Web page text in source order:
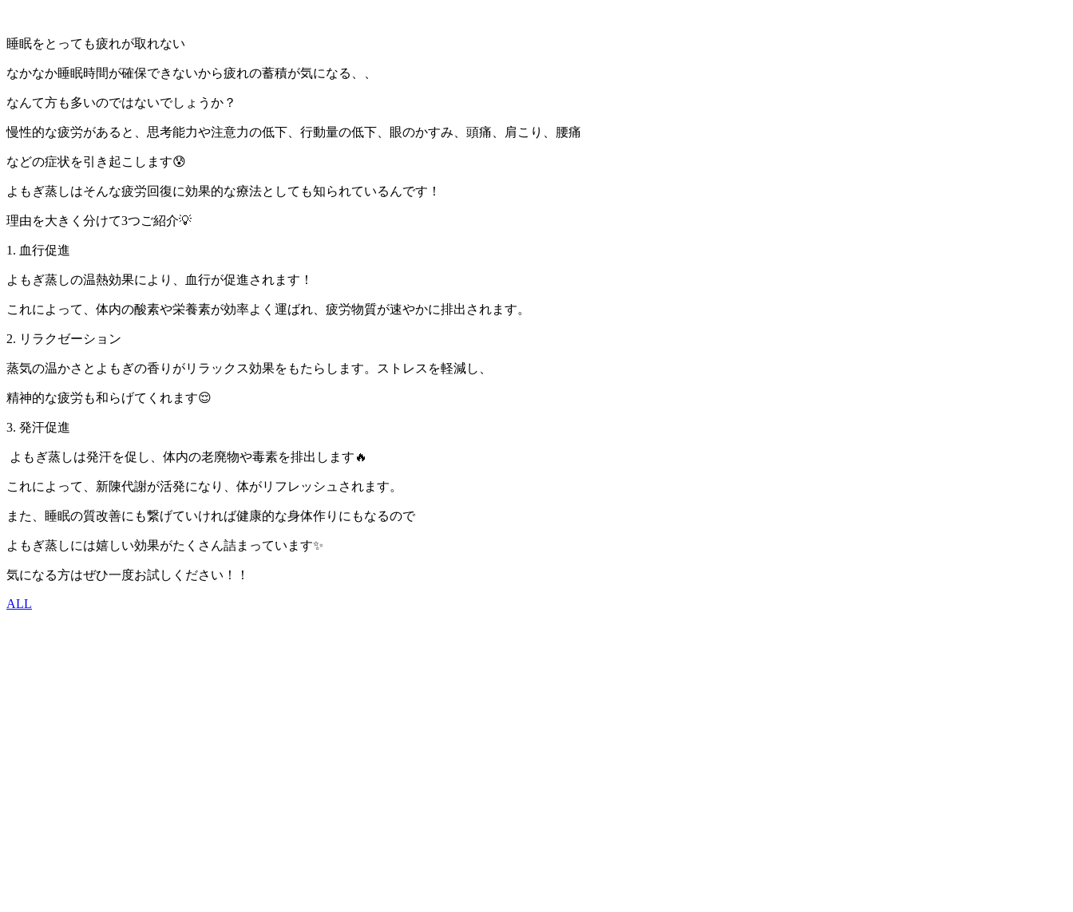
睡眠をとっても疲れが取れない
なかなか睡眠時間が確保できないから疲れの蓄積が気になる、、
なんて方も多いのではないでしょうか？
慢性的な疲労があると、思考能力や注意力の低下、行動量の低下、眼のかすみ、頭痛、肩こり、腰痛
などの症状を引き起こします😰
よもぎ蒸しはそんな疲労回復に効果的な療法としても知られているんです！
理由を大きく分けて3つご紹介💡
1. 血行促進
よもぎ蒸しの温熱効果により、血行が促進されます！
これによって、体内の酸素や栄養素が効率よく運ばれ、疲労物質が速やかに排出されます。
2. リラクゼーション
蒸気の温かさとよもぎの香りがリラックス効果をもたらします。ストレスを軽減し、
精神的な疲労も和らげてくれます😌
3. 発汗促進
よもぎ蒸しは発汗を促し、体内の老廃物や毒素を排出します🔥
これによって、新陳代謝が活発になり、体がリフレッシュされます。
また、睡眠の質改善にも繋げていければ健康的な身体作りにもなるので
よもぎ蒸しには嬉しい効果がたくさん詰まっています✨
気になる方はぜひ一度お試しください！！
ALL